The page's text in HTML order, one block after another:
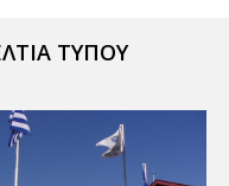
ΤΥΠΟΥ